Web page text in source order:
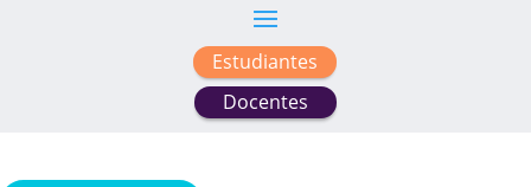
Estudiantes
Docentes